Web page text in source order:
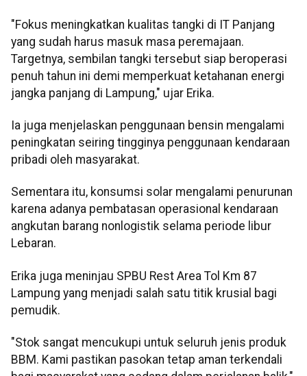
"Fokus meningkatkan kualitas tangki di IT Panjang
yang sudah harus masuk masa peremajaan.
Targetnya, sembilan tangki tersebut siap beroperasi
penuh tahun ini demi memperkuat ketahanan energi
jangka panjang di Lampung," ujar Erika.
Ia juga menjelaskan penggunaan bensin mengalami
peningkatan seiring tingginya penggunaan kendaraan
pribadi oleh masyarakat.
Sementara itu, konsumsi solar mengalami penurunan
karena adanya pembatasan operasional kendaraan
angkutan barang nonlogistik selama periode libur
Lebaran.
Erika juga meninjau SPBU Rest Area Tol Km 87
Lampung yang menjadi salah satu titik krusial bagi
pemudik.
"Stok sangat mencukupi untuk seluruh jenis produk
BBM. Kami pastikan pasokan tetap aman terkendali